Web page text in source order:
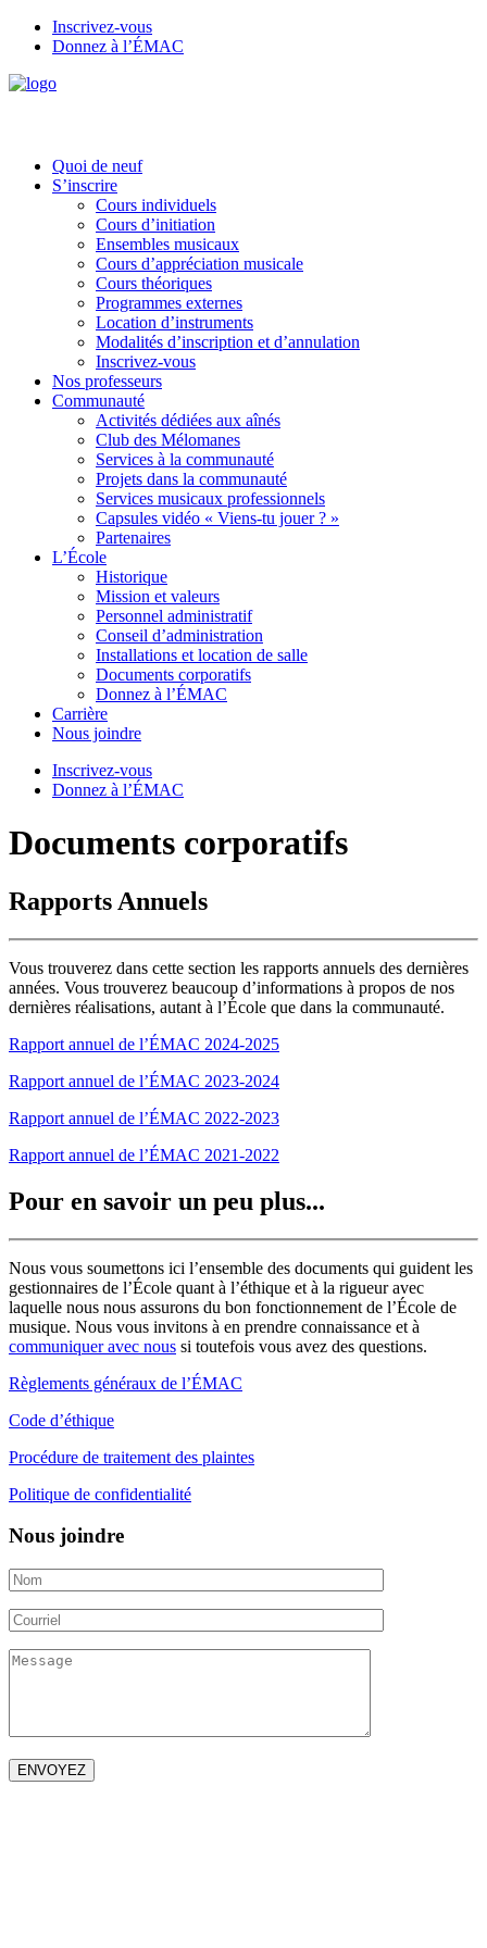
Inscrivez-vous
Donnez à l’ÉMAC
Quoi de neuf
S’inscrire
Cours individuels
Cours d’initiation
Ensembles musicaux
Cours d’appréciation musicale
Cours théoriques
Programmes externes
Location d’instruments
Modalités d’inscription et d’annulation
Inscrivez-vous
Nos professeurs
Communauté
Activités dédiées aux aînés
Club des Mélomanes
Services à la communauté
Projets dans la communauté
Services musicaux professionnels
Capsules vidéo « Viens-tu jouer ? »
Partenaires
L’École
Historique
Mission et valeurs
Personnel administratif
Conseil d’administration
Installations et location de salle
Documents corporatifs
Donnez à l’ÉMAC
Carrière
Nous joindre
Inscrivez-vous
Donnez à l’ÉMAC
Documents corporatifs
Rapports Annuels
Vous trouverez dans cette section les rapports annuels des dernières
années. Vous trouverez beaucoup d’informations à propos de nos
dernières réalisations, autant à l’École que dans la communauté.
Rapport annuel de l’ÉMAC 2024-2025
Rapport annuel de l’ÉMAC 2023-2024
Rapport annuel de l’ÉMAC 2022-2023
Rapport annuel de l’ÉMAC 2021-2022
Pour en savoir un peu plus...
Nous vous soumettons ici l’ensemble des documents qui guident les
gestionnaires de l’École quant à l’éthique et à la rigueur avec
laquelle nous nous assurons du bon fonctionnement de l’École de
musique. Nous vous invitons à en prendre connaissance et à
communiquer avec nous si toutefois vous avez des questions.
Règlements généraux de l’ÉMAC
Code d’éthique
Procédure de traitement des plaintes
Politique de confidentialité
Nous joindre